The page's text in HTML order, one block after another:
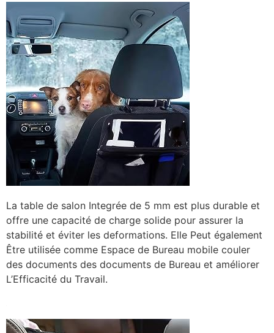
La table de salon Integrée de 5 mm est plus durable et
offre une capacité de charge solide pour assurer la
stabilité et éviter les deformations. Elle Peut également
Être utilisée comme Espace de Bureau mobile couler
des documents des documents de Bureau et améliorer
L’Efficacité du Travail.